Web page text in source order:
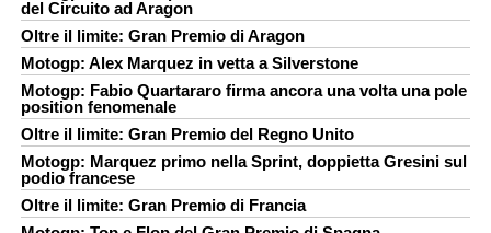
del Circuito ad Aragon
Oltre il limite: Gran Premio di Aragon
Motogp: Alex Marquez in vetta a Silverstone
Motogp: Fabio Quartararo firma ancora una volta una pole
position fenomenale
Oltre il limite: Gran Premio del Regno Unito
Motogp: Marquez primo nella Sprint, doppietta Gresini sul
podio francese
Oltre il limite: Gran Premio di Francia